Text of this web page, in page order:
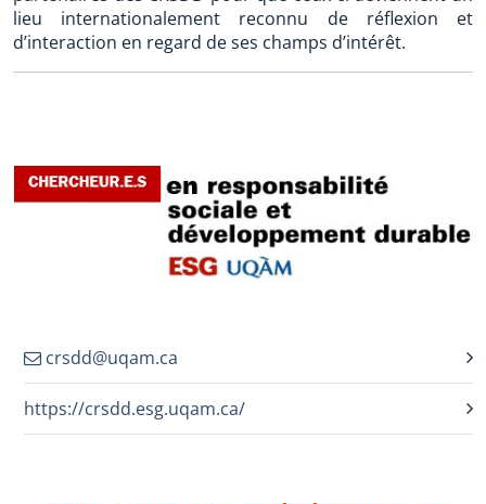
lieu internationalement reconnu de réflexion et
d’interaction en regard de ses champs d’intérêt.
crsdd@uqam.ca
https://crsdd.esg.uqam.ca/